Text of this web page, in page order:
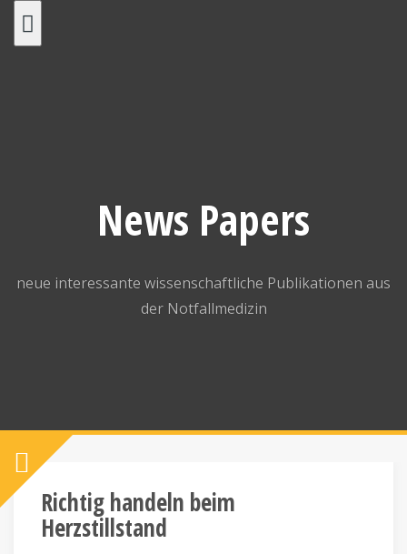
News Papers
neue interessante wissenschaftliche Publikationen aus
der Notfallmedizin
Richtig handeln beim
Herzstillstand